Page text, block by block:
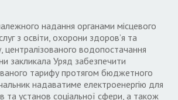
надання органами місцевого
з освіти, охорони здоров’я та
централізованого водопостачання
закликала Уряд забезпечити
тарифу протягом бюджетного
надаватиме електроенергію для
та установ соціальної сфери, а також